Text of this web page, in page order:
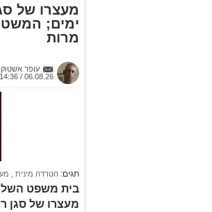
מעצרו של
ימים;
מרות
עופר
06.08.26 / 14:36
תגים: הטרדה מינית
בית משפט
מעצרו של סגן